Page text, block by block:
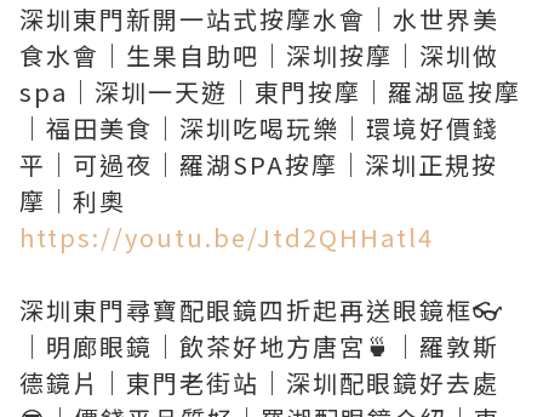
深圳東門新開一站式按摩水會｜水世界美
食水會｜生果自助吧｜深圳按摩｜深圳做
spa｜深圳一天遊｜東門按摩｜羅湖區按摩
｜福田美食｜深圳吃喝玩樂｜環境好價錢
平｜可過夜｜羅湖SPA按摩｜深圳正規按
https://youtu.be/Jtd2QHHatl4
深圳東門尋寶配眼鏡四折起再送眼鏡框👓
｜明廊眼鏡｜飲茶好地方唐宮🍵｜羅敦斯
德鏡片｜東門老街站｜深圳配眼鏡好去處